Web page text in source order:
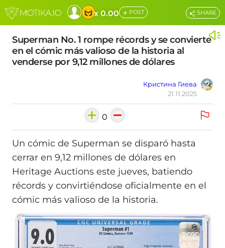
x 0.00 + POST
Superman No. 1 rompe récords y se convierte
en el cómic más valioso de la historia al
venderse por 9,12 millones de dólares
Кристина Гиева
21.11.2025
SHARE
0
Un cómic de Superman se disparó hasta
cerrar en 9,12 millones de dólares en
Heritage Auctions este jueves, batiendo
récords y convirtiéndose oficialmente en el
cómic más valioso de la historia.